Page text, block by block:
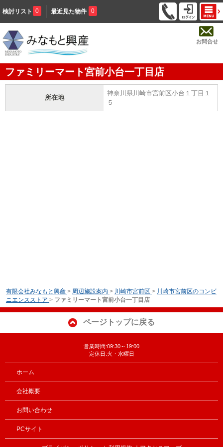
検討リスト 0 最近見た物件 0
お問合せ
ファミリーマート宮前小台一丁目店
所在地
神奈川県川崎市宮前区小台１丁目１
５
有限会社みなもと興産 > 周辺施設案内 > 川崎市宮前区 > 川崎市宮前区のコンビ
ニエンスストア > ファミリーマート宮前小台一丁目店
ページトップに戻る
営業時間:09:30～19:00
定休日:火・水曜日
ホーム
会社概要
お問い合わせ
PCサイト